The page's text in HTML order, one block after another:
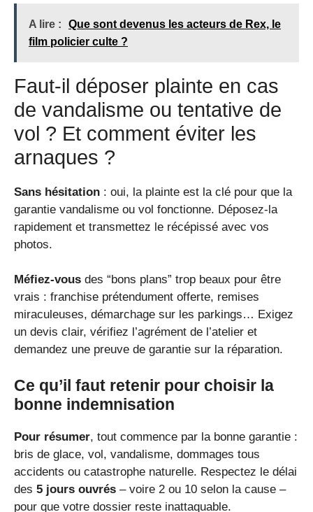
A lire :
Que sont devenus les acteurs de Rex, le
film policier culte ?
Faut-il déposer plainte en cas
de vandalisme ou tentative de
vol ? Et comment éviter les
arnaques ?
Sans hésitation : oui, la plainte est la clé pour que la
garantie vandalisme ou vol fonctionne. Déposez-la
rapidement et transmettez le récépissé avec vos
photos.
Méfiez-vous des “bons plans” trop beaux pour être
vrais : franchise prétendument offerte, remises
miraculeuses, démarchage sur les parkings… Exigez
un devis clair, vérifiez l’agrément de l’atelier et
demandez une preuve de garantie sur la réparation.
Ce qu’il faut retenir pour choisir la
bonne indemnisation
Pour résumer, tout commence par la bonne garantie :
bris de glace, vol, vandalisme, dommages tous
accidents ou catastrophe naturelle. Respectez le délai
des 5 jours ouvrés – voire 2 ou 10 selon la cause –
pour que votre dossier reste inattaquable.